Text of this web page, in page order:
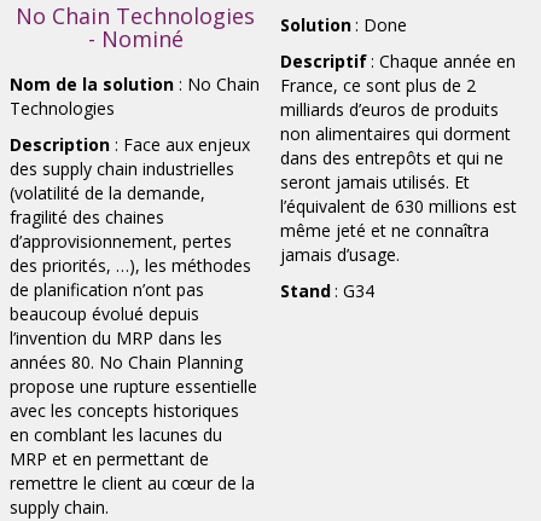
Solution: Done
Descriptif: Chaque année en
France, ce sont plus de 2
milliards d’euros de produits
non alimentaires qui dorment
dans des entrepôts et qui ne
seront jamais utilisés. Et
l’équivalent de 630 millions est
même jeté et ne connaîtra
jamais d’usage.
Stand: G34
No Chain Technologies
- Nominé
Nom de la solution : No Chain
Technologies
Description : Face aux enjeux
des supply chain industrielles
(volatilité de la demande,
fragilité des chaines
d’approvisionnement, pertes
des priorités, …), les méthodes
de planification n’ont pas
beaucoup évolué depuis
l’invention du MRP dans les
années 80. No Chain Planning
propose une rupture essentielle
avec les concepts historiques
en comblant les lacunes du
MRP et en permettant de
remettre le client au cœur de la
supply chain.